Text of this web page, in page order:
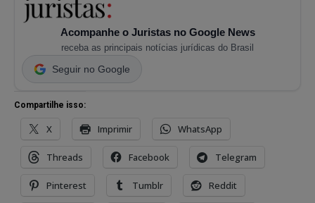
Acompanhe o Juristas no Google News
receba as principais notícias jurídicas do Brasil
Seguir no Google
Compartilhe isso:
X Imprimir WhatsApp
Threads Facebook Telegram
Pinterest Tumblr Reddit